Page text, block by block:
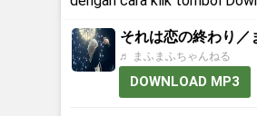
それは恋の終わり／
♬ まふまふちゃんねる
DOWNLOAD MP3